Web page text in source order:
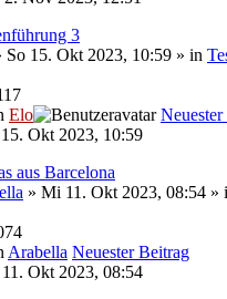
3
So 15. Okt 2023, 10:59 » in
Elo
Okt 2023, 10:59
aus Barcelona
» Mi 11. Okt 2023, 08:54 »
Arabella Neuester Beitrag
Okt 2023, 08:54